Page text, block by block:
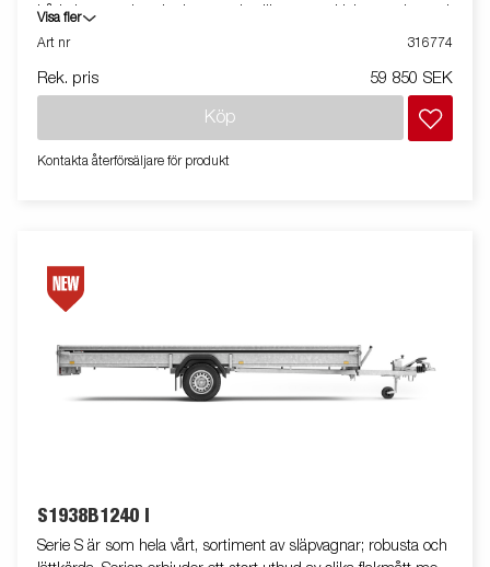
både bromsade och obromsade släpvagnar. Helsvetsade med
varmförzinkat chassi, allt för att tåla tuff användning.
släp i serien kan eller har utrustats med tippfunktion. Vagnen
Visa fler
Art nr
316774
Rek. pris 59 850 SEK
Köp
Kontakta återförsäljare för produkt
S1938B1240 I
Serie S är som hela vårt, sortiment av släpvagnar; robusta och